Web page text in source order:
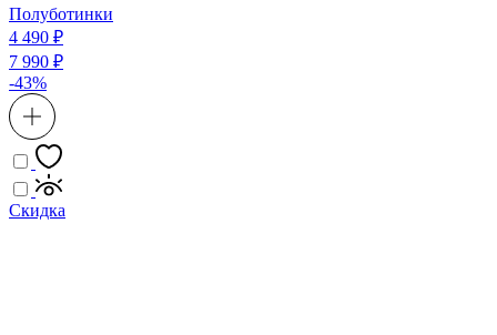
Полуботинки
4 490 ₽
7 990 ₽
-43%
Скидка